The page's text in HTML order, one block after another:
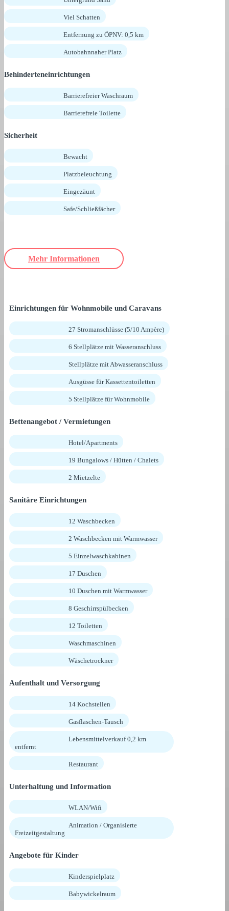
Viel Schatten
Entfernung zu ÖPNV: 0,5 km
Autobahnnaher Platz
Behinderteneinrichtungen
Barrierefreier Waschraum
Barrierefreie Toilette
Sicherheit
Bewacht
Platzbeleuchtung
Eingezäunt
Safe/Schließfächer
Mehr Informationen
Einrichtungen für Wohnmobile und Caravans
27 Stromanschlüsse (5/10 Ampère)
6 Stellplätze mit Wasseranschluss
Stellplätze mit Abwasseranschluss
Ausgüsse für Kassettentoiletten
5 Stellplätze für Wohnmobile
Bettenangebot / Vermietungen
Hotel/Apartments
19 Bungalows / Hütten / Chalets
2 Mietzelte
Sanitäre Einrichtungen
12 Waschbecken
2 Waschbecken mit Warmwasser
5 Einzelwaschkabinen
17 Duschen
10 Duschen mit Warmwasser
8 Geschirrspülbecken
12 Toiletten
Waschmaschinen
Wäschetrockner
Aufenthalt und Versorgung
14 Kochstellen
Gasflaschen-Tausch
Lebensmittelverkauf 0,2 km
entfernt
Restaurant
Unterhaltung und Information
WLAN/Wifi
Animation / Organisierte
Freizeitgestaltung
Angebote für Kinder
Kinderspielplatz
Babywickelraum